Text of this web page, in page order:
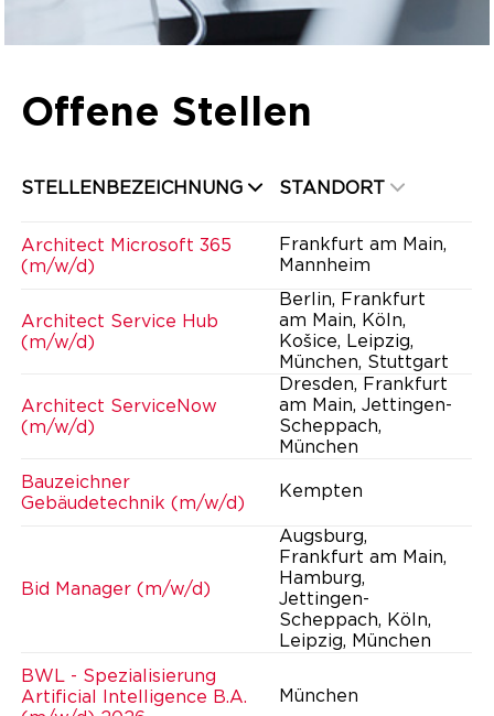
Offene Stellen
STELLENBEZEICHNUNG STANDORT
Architect Microsoft 365
(m/w/d)
Frankfurt am Main,
Mannheim
Architect Service Hub
(m/w/d)
Berlin, Frankfurt
am Main, Köln,
Košice, Leipzig,
München, Stuttgart
Architect ServiceNow
(m/w/d)
Dresden, Frankfurt
am Main, Jettingen-
Scheppach,
München
Bauzeichner
Gebäudetechnik (m/w/d)
Kempten
Bid Manager (m/w/d)
Augsburg,
Frankfurt am Main,
Hamburg,
Jettingen-
Scheppach, Köln,
Leipzig, München
BWL - Spezialisierung
Artificial Intelligence B.A.
München